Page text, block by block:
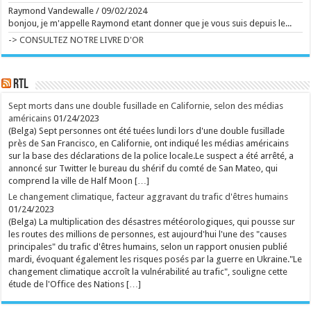
Raymond Vandewalle /09/02/2024
bonjou, je m'appelle Raymond etant donner que je vous suis depuis le...
-> CONSULTEZ NOTRE LIVRE D'OR
RTL
Sept morts dans une double fusillade en Californie, selon des médias
américains 01/24/2023
(Belga) Sept personnes ont été tuées lundi lors d'une double fusillade
près de San Francisco, en Californie, ont indiqué les médias américains
sur la base des déclarations de la police locale.Le suspect a été arrêté, a
annoncé sur Twitter le bureau du shérif du comté de San Mateo, qui
comprend la ville de Half Moon […]
Le changement climatique, facteur aggravant du trafic d'êtres humains
01/24/2023
(Belga) La multiplication des désastres météorologiques, qui pousse sur
les routes des millions de personnes, est aujourd'hui l'une des "causes
principales" du trafic d'êtres humains, selon un rapport onusien publié
mardi, évoquant également les risques posés par la guerre en Ukraine."Le
changement climatique accroît la vulnérabilité au trafic", souligne cette
étude de l'Office des Nations […]